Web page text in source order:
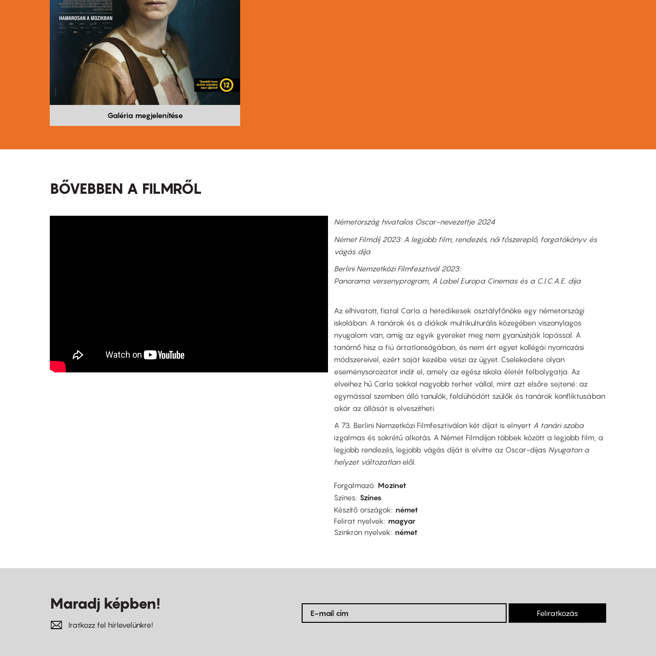
Galéria megjelenítése
BŐVEBBEN A FILMRŐL
Németország hivatalos Oscar-nevezettje 2024
Német Filmdíj 2023: A legjobb film, rendezés, női főszereplő, forgatókönyv és
vágás díja
Berlini Nemzetközi Filmfesztivál 2023:
Panorama versenyprogram, A Label Europa Cinemas és a C.I.C.A.E. díja
Az elhivatott, fiatal Carla a hetedikesek osztályfőnöke egy németországi
iskolában. A tanárok és a diákok multikulturális közegében viszonylagos
nyugalom van, amíg az egyik gyereket meg nem gyanúsítják lopással. A
tanárnő hisz a fiú ártatlanságában, és nem ért egyet kollégái nyomozási
módszereivel, ezért saját kezébe veszi az ügyet. Cselekedete olyan
eseménysorozatot indít el, amely az egész iskola életét felbolygatja. Az
elveihez hű Carla sokkal nagyobb terhet vállal, mint azt elsőre sejtené: az
egymással szemben álló tanulók, feldühödött szülők és tanárok konfliktusában
akár az állását is elveszítheti.
A 73. Berlini Nemzetközi Filmfesztiválon két díjat is elnyert A tanári szoba
izgalmas és sokrétű alkotás. A Német Filmdíjon többek között a legjobb film, a
legjobb rendezés, legjobb vágás díját is elvitte az Oscar-díjas Nyugaton a
helyzet változatlanelől.
Forgalmazó Mozinet
Színes Színes
Készítő országok
német
Felirat nyelvek
magyar
Szinkron nyelvek
német
Maradj képben!
Iratkozz fel hírlevelünkre!
Feliratkozás